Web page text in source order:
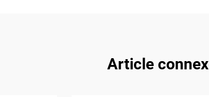
Article